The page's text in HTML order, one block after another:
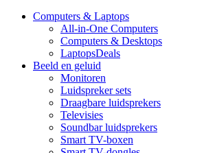
Computers & Laptops
All-in-One Computers
Computers & Desktops
LaptopsDeals
Beeld en geluid
Monitoren
Luidspreker sets
Draagbare luidsprekers
Televisies
Soundbar luidsprekers
Smart TV-boxen